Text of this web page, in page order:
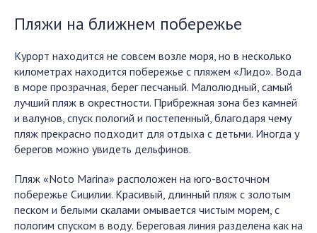
Пляжи на ближнем побережье
Курорт находится не совсем возле моря, но в несколько
километрах находится побережье с пляжем «Лидо». Вода
в море прозрачная, берег песчаный. Малолюдный, самый
лучший пляж в окрестности. Прибрежная зона без камней
и валунов, спуск пологий и постепенный, благодаря чему
пляж прекрасно подходит для отдыха с детьми. Иногда у
берегов можно увидеть дельфинов.
Пляж «Noto Marina» расположен на юго-восточном
побережье Сицилии. Красивый, длинный пляж с золотым
песком и белыми скалами омывается чистым морем, с
пологим спуском в воду. Береговая линия разделена как на